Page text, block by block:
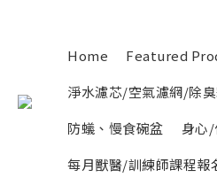
Home Featured
淨水濾芯/空氣濾網/除
防蟻、慢食碗盆
身心
每月獸醫/訓練師課程報